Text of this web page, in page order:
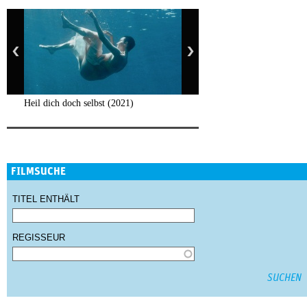
Heil dich doch selbst (2021)
FILMSUCHE
TITEL ENTHÄLT
REGISSEUR